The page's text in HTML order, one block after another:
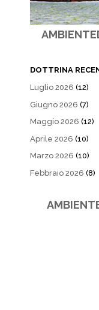
DOTTRINA
Luglio 2026 (12)
Giugno 2026 (7)
Maggio 2026 (12)
Aprile 2026 (10)
Marzo 2026 (10)
Febbraio 2026 (8)